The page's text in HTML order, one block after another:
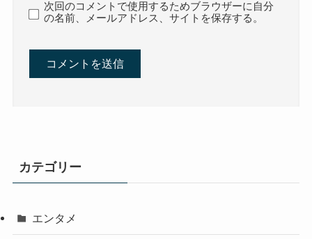
次回のコメントで使用するためブラウザーに自分
の名前、メールアドレス、サイトを保存する。
カテゴリー
エンタメ